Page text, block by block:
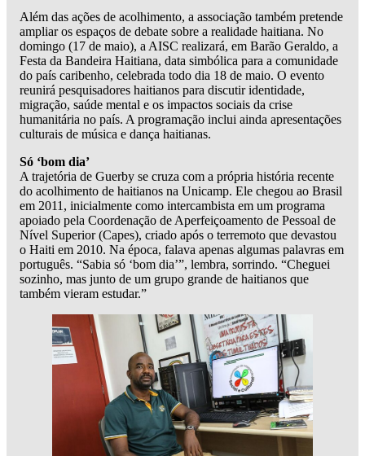
Além das ações de acolhimento, a associação também pretende
ampliar os espaços de debate sobre a realidade haitiana. No
domingo (17 de maio), a AISC realizará, em Barão Geraldo, a
Festa da Bandeira Haitiana, data simbólica para a comunidade
do país caribenho, celebrada todo dia 18 de maio. O evento
reunirá pesquisadores haitianos para discutir identidade,
migração, saúde mental e os impactos sociais da crise
humanitária no país. A programação inclui ainda apresentações
culturais de música e dança haitianas.
Só ‘bom dia’
A trajetória de Guerby se cruza com a própria história recente
do acolhimento de haitianos na Unicamp. Ele chegou ao Brasil
em 2011, inicialmente como intercambista em um programa
apoiado pela Coordenação de Aperfeiçoamento de Pessoal de
Nível Superior (Capes), criado após o terremoto que devastou
o Haiti em 2010. Na época, falava apenas algumas palavras em
português. “Sabia só ‘bom dia’”, lembra, sorrindo. “Cheguei
sozinho, mas junto de um grupo grande de haitianos que
também vieram estudar.”